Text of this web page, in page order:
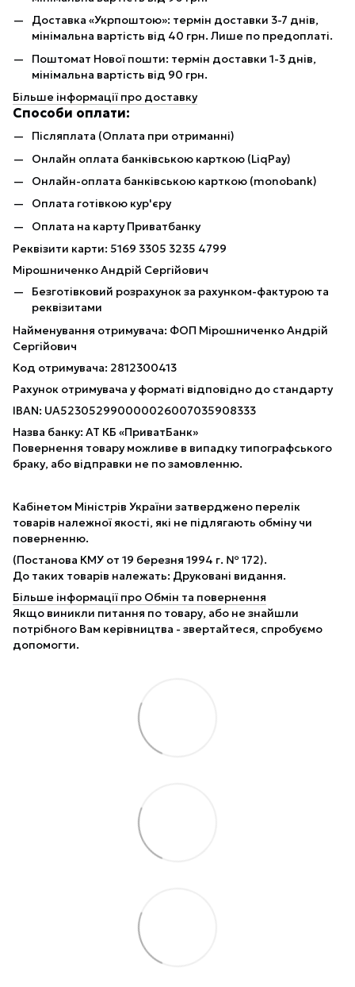
Доставка «Укрпоштою»: термін доставки 3-7 днів,
мінімальна вартість від 40 грн. Лише по предоплаті.
Поштомат Нової пошти: термін доставки 1-3 днів,
мінімальна вартість від 90 грн.
Більше інформації про доставку
Способи оплати:
Післяплата (Оплата при отриманні)
Онлайн оплата банківською карткою (LiqPay)
Онлайн-оплата банківською карткою (monobank)
Оплата готівкою кур'єру
Оплата на карту Приватбанку
Реквізити карти: 5169 3305 3235 4799
Мірошниченко Андрій Сергійович
Безготівковий розрахунок за рахунком-фактурою та
реквізитами
Найменування отримувача: ФОП Мірошниченко Андрій
Сергійович
Код отримувача: 2812300413
Рахунок отримувача у форматі відповідно до стандарту
IBAN: UA523052990000026007035908333
Назва банку: АТ КБ «ПриватБанк»
Повернення товару можливе в випадку типографського
браку, або відправки не по замовленню.
Кабінетом Міністрів України затверджено перелік
товарів належної якості, які не підлягають обміну чи
поверненню.
(Постанова КМУ от 19 березня 1994 г. № 172).
До таких товарів належать: Друковані видання.
Більше інформації про Обмін та повернення
Якщо виникли питання по товару, або не знайшли
потрібного Вам керівництва - звертайтеся, спробуємо
допомогти.